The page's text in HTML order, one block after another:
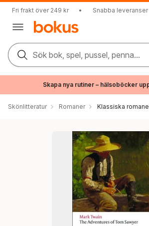
Fri frakt över 249 kr • Snabba leveranser
Sök bok, spel, pussel, penna...
Skapa nya rutiner – hälsoböcker
Skönlitteratur Romaner Klassiska